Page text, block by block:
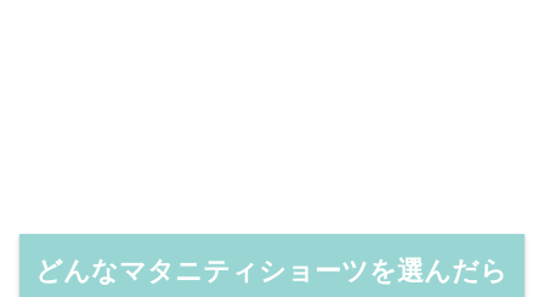
どんなマタニティショーツを選んだら